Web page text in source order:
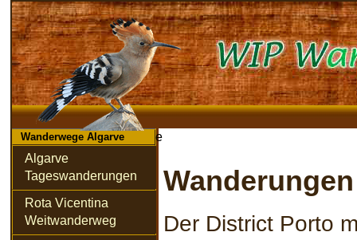
Wanderwege Algarve
Algarve
Tageswanderungen
Rota Vicentina
Weitwanderweg
e
Der District Porto